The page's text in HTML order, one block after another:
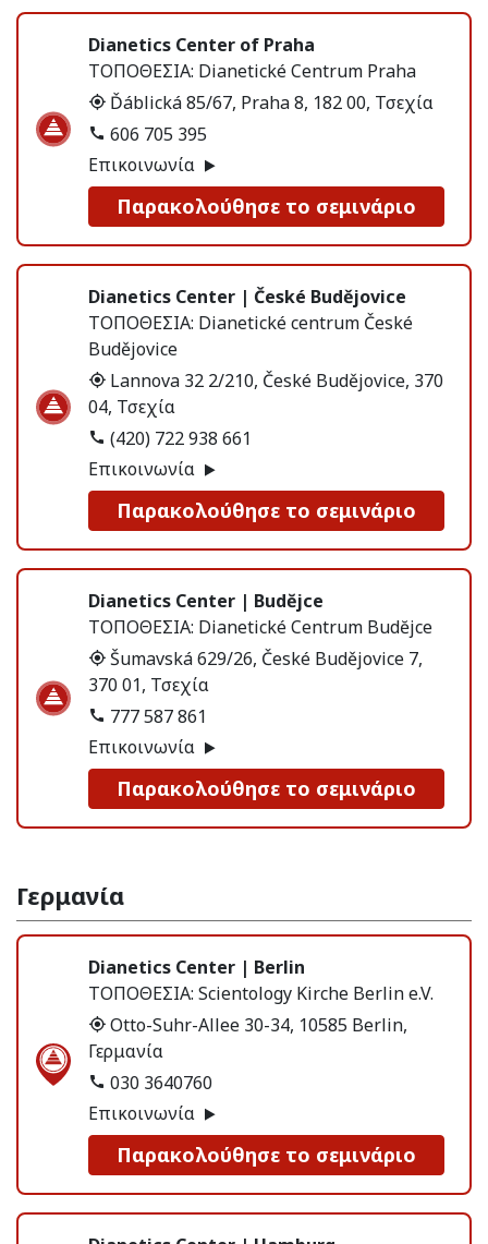
Dianetics Center of Praha
ΤΟΠΟΘΕΣΙΑ: Dianetické Centrum Praha
Ďáblická 85/67, Praha 8, 182 00, Τσεχία
606 705 395
Επικοινωνία
Παρακολούθησε το σεμινάριο
Dianetics Center | České Budějovice
ΤΟΠΟΘΕΣΙΑ: Dianetické centrum České
Budějovice
Lannova 32 2/210, České Budějovice, 370
04, Τσεχία
(420) 722 938 661
Επικοινωνία
Παρακολούθησε το σεμινάριο
Dianetics Center | Budĕjce
ΤΟΠΟΘΕΣΙΑ: Dianetické Centrum Budĕjce
Šumavská 629/26, České Budějovice 7,
370 01, Τσεχία
777 587 861
Επικοινωνία
Παρακολούθησε το σεμινάριο
Γερμανία
Dianetics Center | Berlin
ΤΟΠΟΘΕΣΙΑ: Scientology Kirche Berlin e.V.
Otto-Suhr-Allee 30-34, 10585 Berlin,
Γερμανία
030 3640760
Επικοινωνία
Παρακολούθησε το σεμινάριο